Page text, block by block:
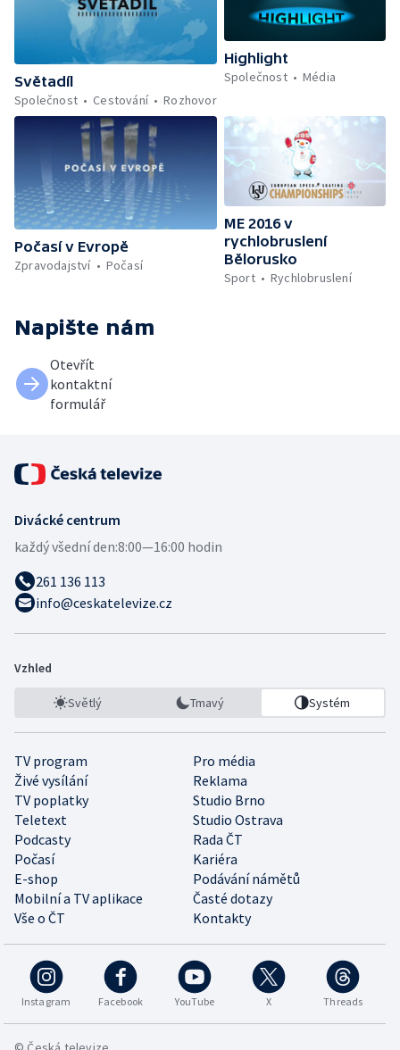
Světadíl
Společnost
Cestování Rozhovor
Highlight
Společnost
Média
Počasí v Evropě
Zpravodajství
Počasí
ME 2016 v
rychlobruslení
Bělorusko
Sport
Rychlobruslení
Napište nám
Otevřít
kontaktní
formulář
Divácké centrum
každý všední den:8:00—16:00 hodin
261 136 113
info@ceskatelevize.cz
Vzhled
Světlý Tmavý Systém
TV program
Pro média
Živé vysílání
Reklama
TV poplatky
Studio Brno
Teletext
Studio Ostrava
Podcasty
Rada ČT
Počasí
Kariéra
E-shop
Podávání námětů
Mobilní a TV aplikace
Časté dotazy
Vše o ČT
Kontakty
Instagram Facebook YouTube X Threads